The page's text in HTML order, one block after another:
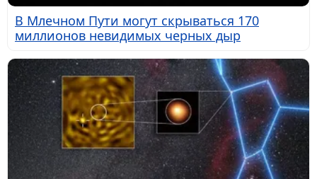
В Млечном Пути могут скрываться 170
миллионов невидимых черных дыр